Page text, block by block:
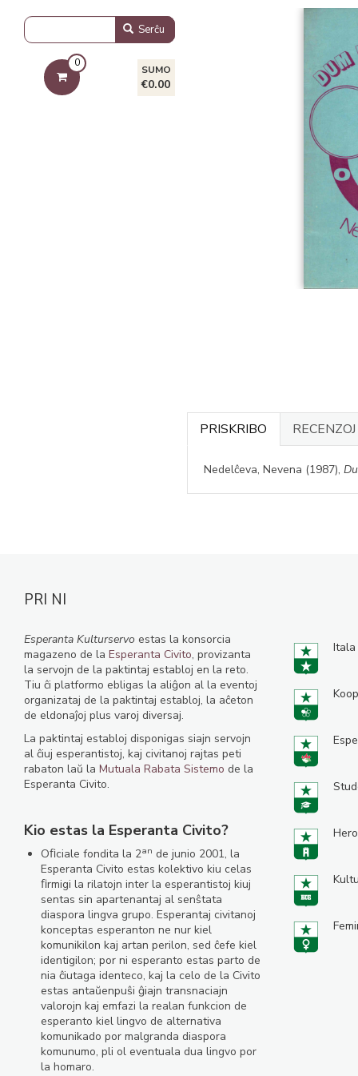
PRISKRIBO RECENZOJ
Nedelĉeva, Nevena (1987),
Serĉu
0
SUMO
€0.00
PRI NI
Esperanta Kulturservo estas la konsorcia
magazeno de la Esperanta Civito, provizanta
la servojn de la paktintaj establoj en la reto.
Tiu ĉi platformo ebligas la aliĝon al la eventoj
organizataj de la paktintaj establoj, la aĉeton
de eldonaĵoj plus varoj diversaj.
La paktintaj establoj disponigas siajn servojn
al ĉiuj esperantistoj, kaj civitanoj rajtas peti
rabaton laŭ la Mutuala Rabata Sistemo de la
Esperanta Civito.
Kio estas la Esperanta Civito?
Oﬁciale fondita la 2an de junio 2001, la
Esperanta Civito estas kolektivo kiu celas
ﬁrmigi la rilatojn inter la esperantistoj kiuj
sentas sin apartenantaj al senŝtata
diaspora lingva grupo. Esperantaj civitanoj
konceptas esperanton ne nur kiel
komunikilon kaj artan perilon, sed ĉefe kiel
identigilon; por ni esperanto estas parto de
nia ĉiutaga identeco, kaj la celo de la Civito
estas antaŭenpuŝi ĝiajn transnaciajn
valorojn kaj emfazi la realan funkcion de
esperanto kiel lingvo de alternativa
komunikado por malgranda diaspora
komunumo, pli ol eventuala dua lingvo por
la homaro.
Itala